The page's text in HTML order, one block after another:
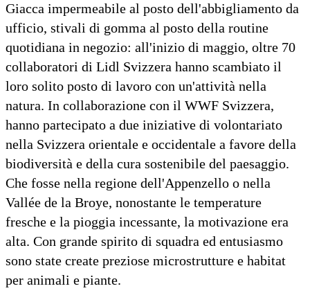
Giacca impermeabile al posto dell'abbigliamento da
ufficio, stivali di gomma al posto della routine
quotidiana in negozio: all'inizio di maggio, oltre 70
collaboratori di Lidl Svizzera hanno scambiato il
loro solito posto di lavoro con un'attività nella
natura. In collaborazione con il WWF Svizzera,
hanno partecipato a due iniziative di volontariato
nella Svizzera orientale e occidentale a favore della
biodiversità e della cura sostenibile del paesaggio.
Che fosse nella regione dell'Appenzello o nella
Vallée de la Broye, nonostante le temperature
fresche e la pioggia incessante, la motivazione era
alta. Con grande spirito di squadra ed entusiasmo
sono state create preziose microstrutture e habitat
per animali e piante.